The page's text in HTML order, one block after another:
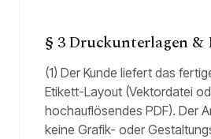
§ 3 Druckunterlagen &
(1) Der Kunde liefert das
Etikett-Layout (Vektordatei
hochauflösendes PDF). Der
keine Grafik- oder